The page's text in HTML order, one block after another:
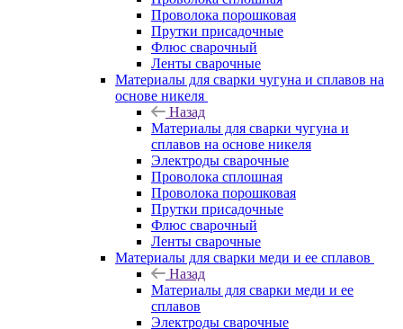
Проволока порошковая
Прутки присадочные
Флюс сварочный
Ленты сварочные
Материалы для сварки чугуна и сплавов на
основе никеля
Назад
Материалы для сварки чугуна и
сплавов на основе никеля
Электроды сварочные
Проволока сплошная
Проволока порошковая
Прутки присадочные
Флюс сварочный
Ленты сварочные
Материалы для сварки меди и ее сплавов
Назад
Материалы для сварки меди и ее
сплавов
Электроды сварочные